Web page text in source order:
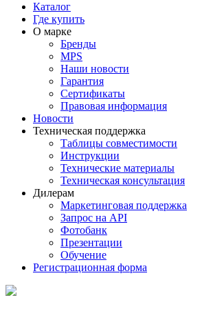
Каталог
Где купить
О марке
Бренды
MPS
Наши новости
Гарантия
Сертификаты
Правовая информация
Новости
Техническая поддержка
Таблицы совместимости
Инструкции
Технические материалы
Техническая консультация
Дилерам
Маркетинговая поддержка
Запрос на API
Фотобанк
Презентации
Обучение
Регистрационная форма